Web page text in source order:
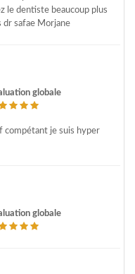
le dentiste beaucoup plus
dr safae Morjane
globale
compétant je suis hyper
globale